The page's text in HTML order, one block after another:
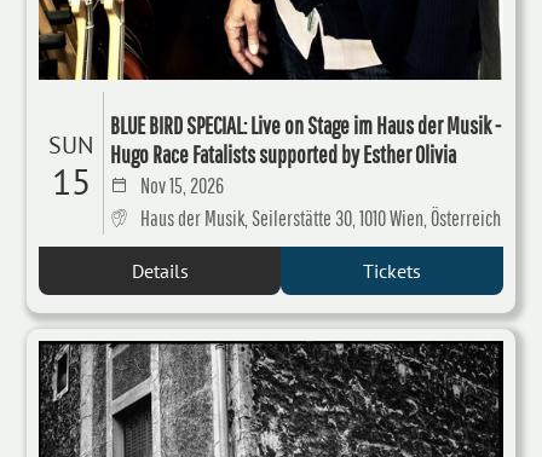
SUN
15
BLUE BIRD SPECIAL: Live on Stage im Haus der Musik -
Hugo Race Fatalists supported by Esther Olivia
Nov 15, 2026
Haus der Musik, Seilerstätte 30, 1010 Wien, Österreich
Details Tickets